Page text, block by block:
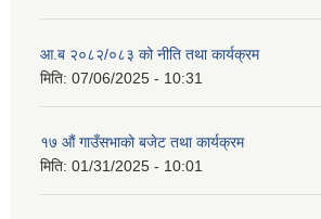
आ.ब २०८२/०८३ को नीति तथा कार्यक्रम
मिति: 07/06/2025 - 10:31
१७ औं गाउँसभाको बजेट तथा कार्यक्रम
मिति: 01/31/2025 - 10:01